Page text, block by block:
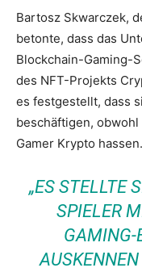
Bartosz Skwarczek,
betonte, dass das
Blockchain-Gaming-
des NFT-Projekts
es festgestellt, dass
beschäftigen,
Gamer Krypto
„ES STELLTE
SPIELER
GAMING-